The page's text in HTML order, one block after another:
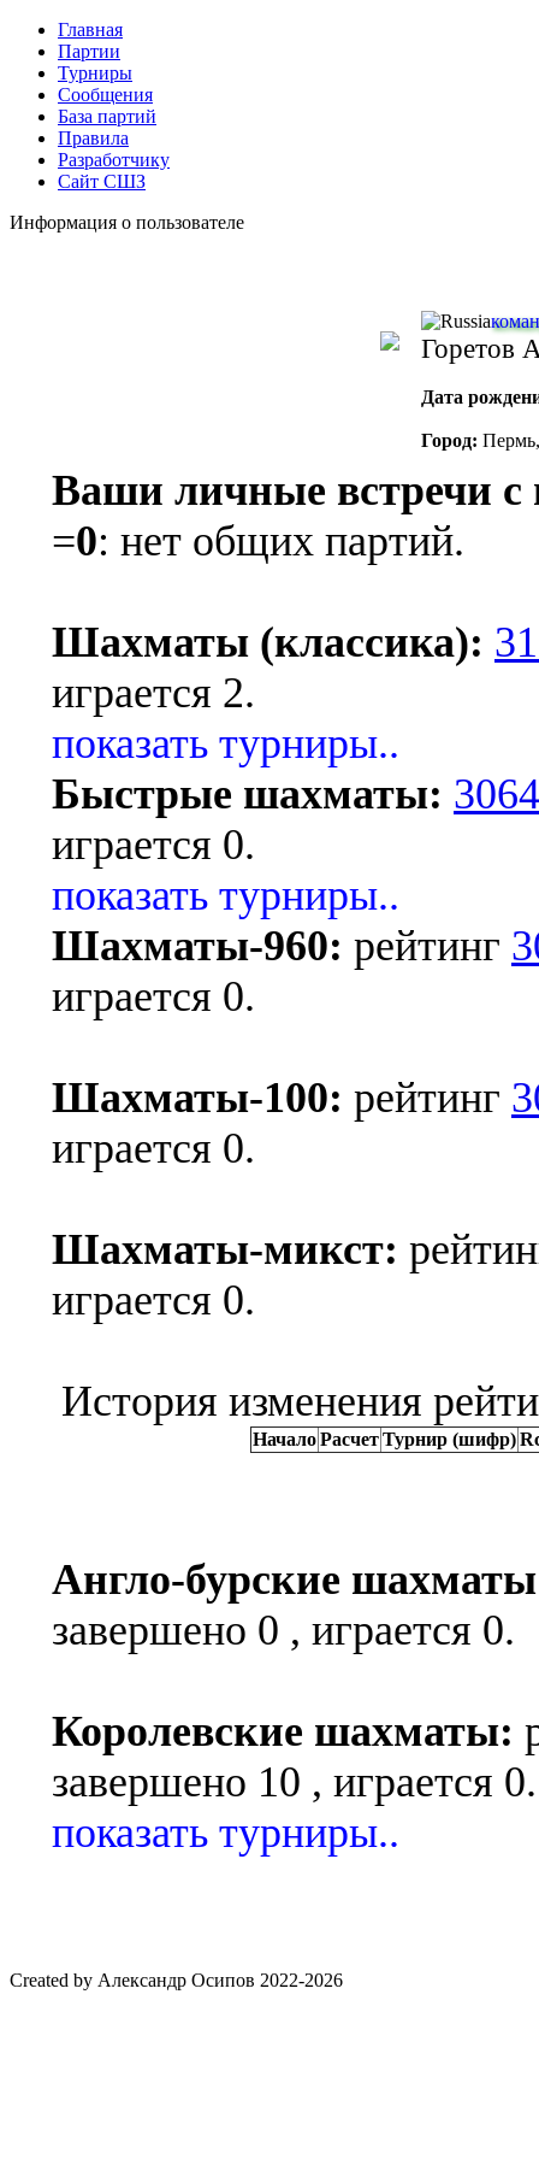
Главная
Партии
Турниры
Сообщения
База партий
Правила
Разработчику
Сайт СШЗ
Информация о пользователе
Горетов
Дата
Город:
Ваши личные встречи с
=0: нет общих партий.
Шахматы (классика):
играется 2.
показать турниры..
Быстрые шахматы: 3064
играется 0.
показать турниры..
Шахматы-960: рейтинг
играется 0.
Шахматы-100: рейтинг
играется 0.
Шахматы-микст:
играется 0.
История изменения
Начало Расчет Турнир (шифр)
Англо-бурские
завершено 0 , играется 0.
Королевские шахматы:
завершено 10 , играется 0.
показать турниры..
Created by Александр Осипов 2022-2026